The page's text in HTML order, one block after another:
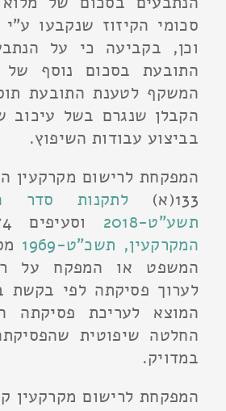
סכומי הקיזוז שנקבעו
וכן, בקביעה כי על
המשקף לטענת התובעת
הקבלן שנגרם בשל עיכוב
בביצוע עבודות השיפוץ.
המפקחת לרישום מקרקעין
133(א)
לתקנות סדר
תשע"ט-2018
וסעיפים 74 ו-76
המקרקעין, תשכ"ט-1969
המשפט או המפקח על
לערוך פסיקתה לפי בקשת
המוצא לעריכת פסיקתה
החלטה שיפוטית
במדויק.
המפקחת לרישום מקרקעין